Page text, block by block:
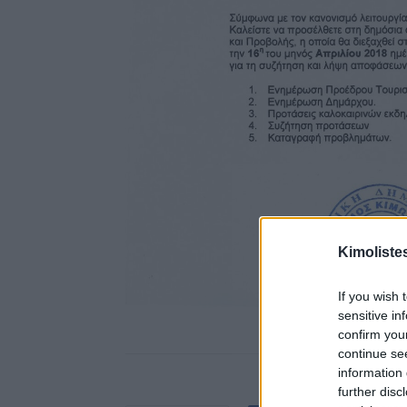
If you wish
sensitive
confirm
continue
information
further